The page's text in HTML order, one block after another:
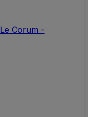
Le Corum -